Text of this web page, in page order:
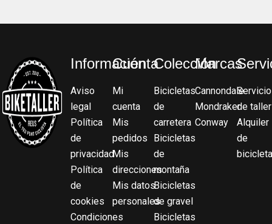
Información
Aviso
legal
Política
de
privacidad
Política
de
cookies
Condiciones
Cuenta
Mi
cuenta
Mis
pedidos
Mis
direcciones
Mis datos
personales
Colección
Bicicletas
de
carretera
Bicicletas
de
montaña
Bicicletas
de gravel
Bicicletas
Marcas
Cannondale
Mondraker
Conway
Servicio
de taller
Alquiler
de